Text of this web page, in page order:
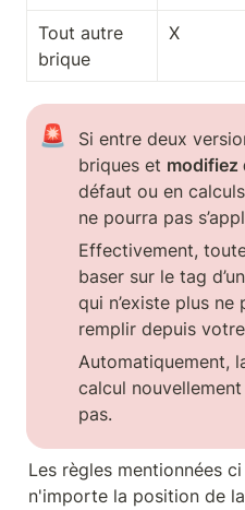
Tout autre
brique
X
🚨 Si entre deux
briques et modifiez
défaut ou en
ne pourra pas
Effectivement,
baser sur le tag
qui n’existe plus
remplir depuis
Automatiquement,
calcul
pas.
Les règles mentionnées
n'importe la position de